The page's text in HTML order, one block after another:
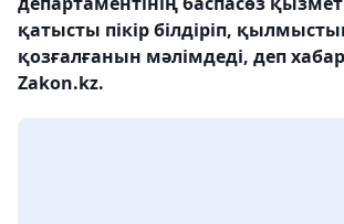
қатысты пікір білдіріп,
қозғалғанын мәлімдеді, деп
Zakon.kz.